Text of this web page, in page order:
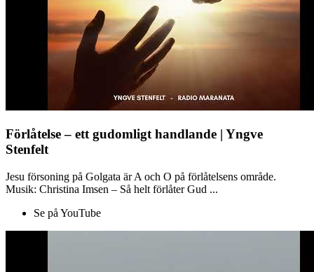
Förlåtelse – ett gudomligt handlande | Yngve
Stenfelt
Jesu försoning på Golgata är A och O på förlåtelsens område.
Musik: Christina Imsen – Så helt förlåter Gud ...
Se på YouTube